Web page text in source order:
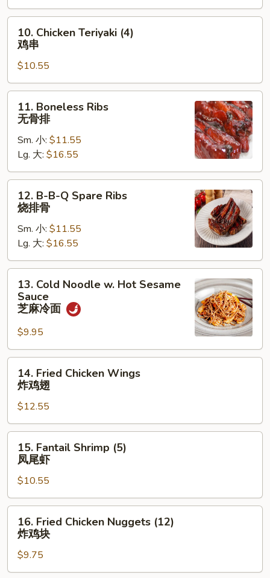
牛
串
Chicken
Teriyaki
(4)
鸡
串
10. Chicken Teriyaki (4)
鸡串
$10.55
Boneless
Ribs
排
11. Boneless Ribs
无骨排
Sm. 小: $11.55
Lg. 大: $16.55
B-
Spare
Ribs
烧
12. B-B-Q Spare Ribs
烧排骨
Sm. 小: $11.55
Lg. 大: $16.55
Cold
Noodle
Hot
Sesame
Sauce
面
13. Cold Noodle w. Hot Sesame
Sauce
芝麻冷面
$9.95
Fried
Chicken
Wings
炸
鸡
14. Fried Chicken Wings
炸鸡翅
$12.55
Fantail
Shrimp
(5)
凤
尾
15. Fantail Shrimp (5)
凤尾虾
$10.55
Fried
Chicken
Nuggets
(12)
16. Fried Chicken Nuggets (12)
炸鸡块
$9.75